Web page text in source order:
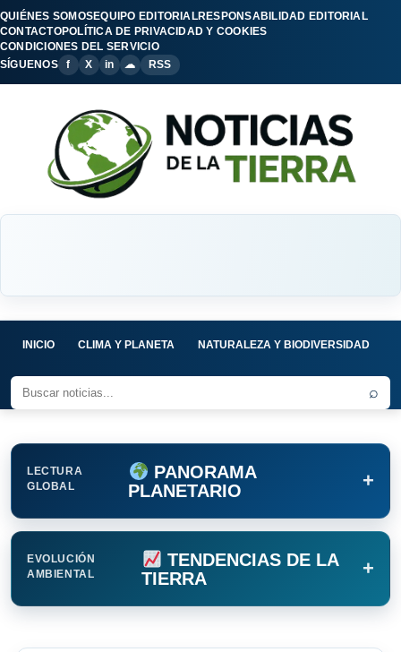
QUIÉNES SOMOSEQUIPO EDITORIALRESPONSABILIDAD EDITORIAL
CONTACTOPOLÍTICA DE PRIVACIDAD Y COOKIES
CONDICIONES DEL SERVICIO
SÍGUENOS
f X in ☁ RSS
INICIO CLIMA Y PLANETA NATURALEZA Y BIODIVERSIDAD
⌕
LECTURA
GLOBAL
PANORAMA
PLANETARIO
+
EVOLUCIÓN
AMBIENTAL
TENDENCIAS DE LA
TIERRA
+